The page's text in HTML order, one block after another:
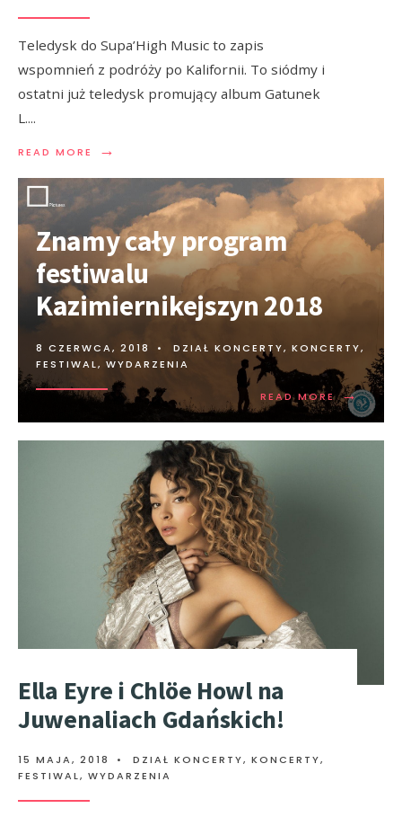
Teledysk do Supa’High Music to zapis
wspomnień z podróży po Kalifornii. To siódmy i
ostatni już teledysk promujący album Gatunek
L....
READ MORE →
Znamy cały program
festiwalu
Kazimiernikejszyn 2018
8 CZERWCA, 2018 • DZIAŁ KONCERTY, KONCERTY,
FESTIWAL, WYDARZENIA
READ MORE →
Ella Eyre i Chlöe Howl na
Juwenaliach Gdańskich!
15 MAJA, 2018 • DZIAŁ KONCERTY, KONCERTY,
FESTIWAL, WYDARZENIA